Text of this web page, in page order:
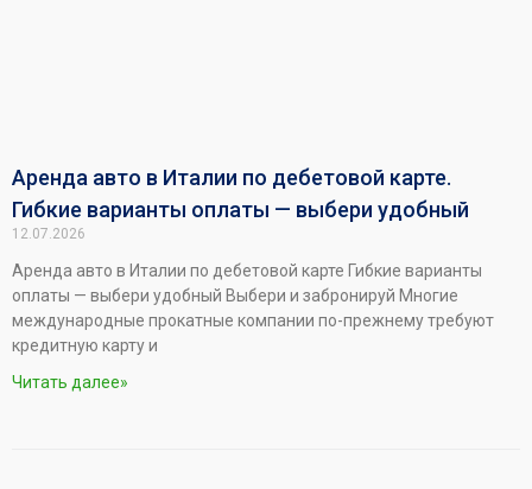
Аренда авто в Италии по дебетовой карте.
Гибкие варианты оплаты — выбери удобный
12.07.2026
Аренда авто в Италии по дебетовой карте Гибкие варианты
оплаты — выбери удобный Выбери и забронируй Многие
международные прокатные компании по-прежнему требуют
кредитную карту и
Читать далее»